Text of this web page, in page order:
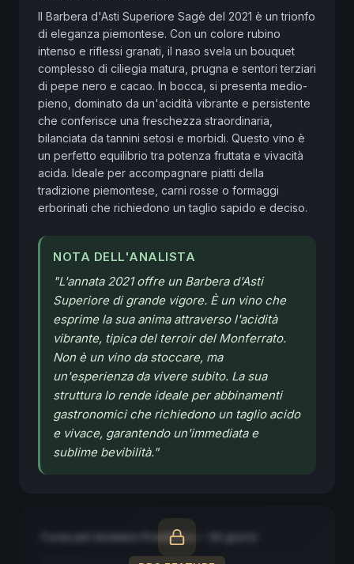
Il Barbera d'Asti Superiore Sagè del 2021 è un trionfo
di eleganza piemontese. Con un colore rubino
intenso e riflessi granati, il naso svela un bouquet
complesso di ciliegia matura, prugna e sentori terziari
di pepe nero e cacao. In bocca, si presenta medio-
pieno, dominato da un'acidità vibrante e persistente
che conferisce una freschezza straordinaria,
bilanciata da tannini setosi e morbidi. Questo vino è
un perfetto equilibrio tra potenza fruttata e vivacità
acida. Ideale per accompagnare piatti della
tradizione piemontese, carni rosse o formaggi
erborinati che richiedono un taglio sapido e deciso.
NOTA DELL'ANALISTA
"L'annata 2021 offre un Barbera d'Asti
Superiore di grande vigore. È un vino che
esprime la sua anima attraverso l'acidità
vibrante, tipica del terroir del Monferrato.
Non è un vino da stoccare, ma
un'esperienza da vivere subito. La sua
struttura lo rende ideale per abbinamenti
gastronomici che richiedono un taglio acido
e vivace, garantendo un'immediata e
sublime bevibilità."
Forecast Modello Predittivo — 90 giorni